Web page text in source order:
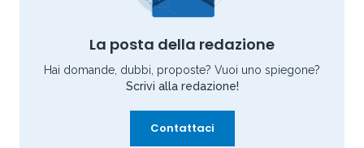
La posta della redazione
Hai domande, dubbi, proposte? Vuoi uno spiegone?
Scrivi alla redazione!
Contattaci